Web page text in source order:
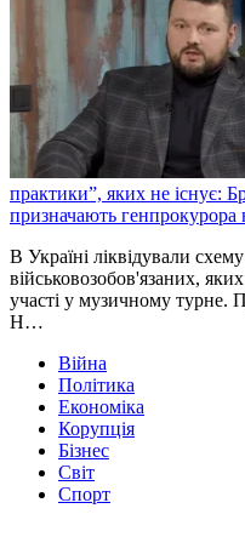
практики”, яких не існує:
призначають генпрокурора
В Україні ліквідували
військовозобов'язаних,
участі у музичному турне.
Н…
Війна
Політика
Економіка
Корупція
Бізнес
Світ
Спорт